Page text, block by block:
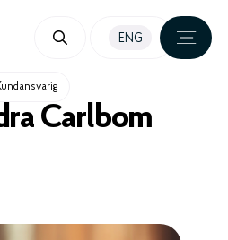
ENG
Carlbom